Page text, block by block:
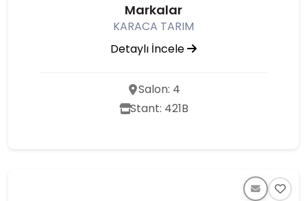
Markalar
KARACA TARIM
Detaylı İncele
Salon: 4
Stant: 421B